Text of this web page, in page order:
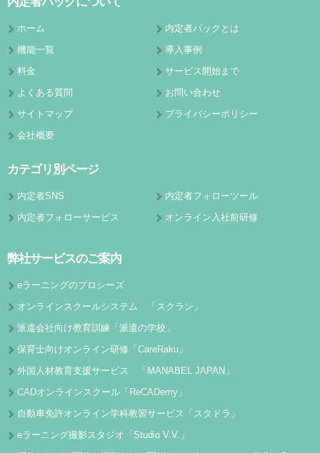
ホーム
内定者パックとは
機能一覧
導入事例
料金
サービス開始まで
よくある質問
お問い合わせ
サイトマップ
プライバシーポリシー
会社概要
カテゴリ別ページ
内定者SNS
内定者フォローツール
内定者フォローサービス
オンライン入社前研修
弊社サービスのご案内
eラーニングのプロシーズ
オンラインスクールシステム 「スクラン」
派遣会社向け教育訓練「派遣の学校」
保育士向けオンライン研修「CareRaku」
外国人材教育支援サービス 「MANABEL JAPAN」
CADオンラインスクール「ReCADemy」
自動車免許オンライン学科教習サービス「スタドラ」
eラーニング撮影スタジオ「Studio V.V.」